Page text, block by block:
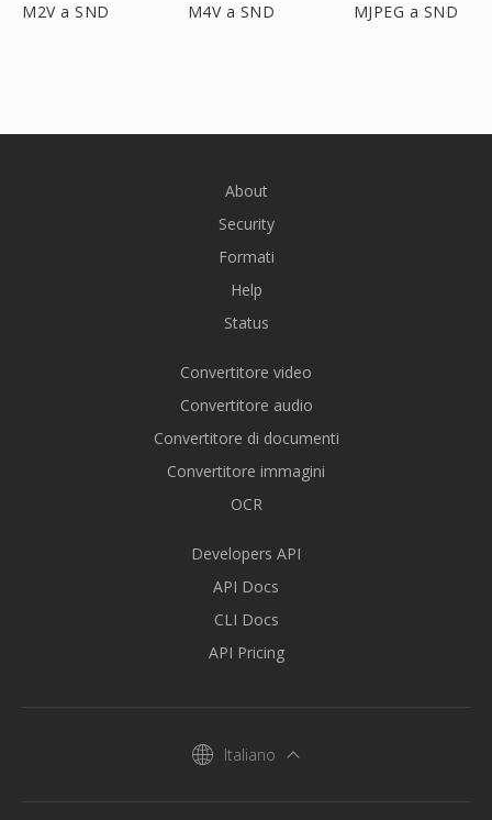
M2V a SND M4V a SND MJPEG a SND
About
Security
Formati
Help
Status
Convertitore video
Convertitore audio
Convertitore di documenti
Convertitore immagini
OCR
Developers API
API Docs
CLI Docs
API Pricing
Italiano